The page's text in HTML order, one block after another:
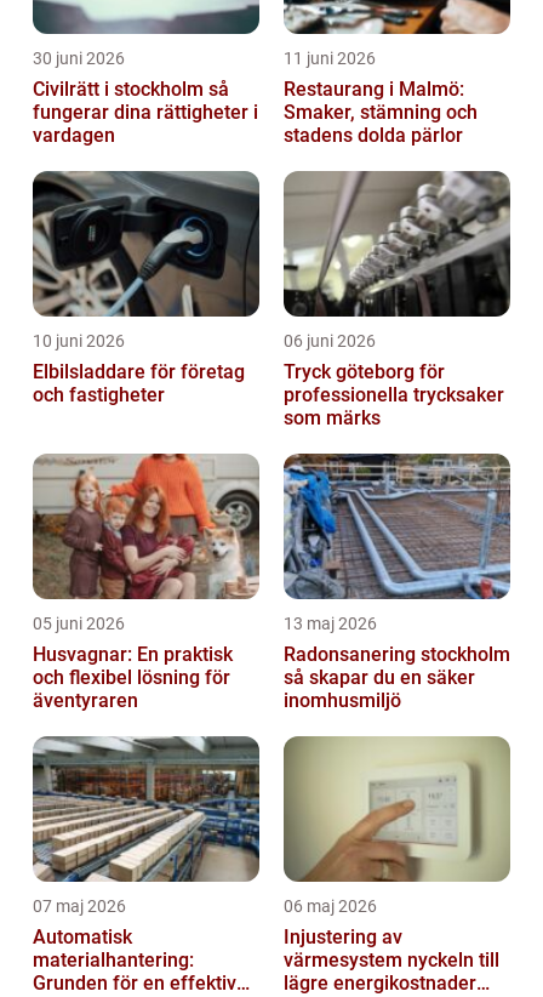
30 juni 2026
Civilrätt i stockholm så
fungerar dina rättigheter i
vardagen
11 juni 2026
Restaurang i Malmö:
Smaker, stämning och
stadens dolda pärlor
10 juni 2026
Elbilsladdare för företag
och fastigheter
06 juni 2026
Tryck göteborg för
professionella trycksaker
som märks
05 juni 2026
Husvagnar: En praktisk
och flexibel lösning för
äventyraren
13 maj 2026
Radonsanering stockholm
så skapar du en säker
inomhusmiljö
07 maj 2026
Automatisk
materialhantering:
Grunden för en effektiv
06 maj 2026
Injustering av
värmesystem nyckeln till
lägre energikostnader